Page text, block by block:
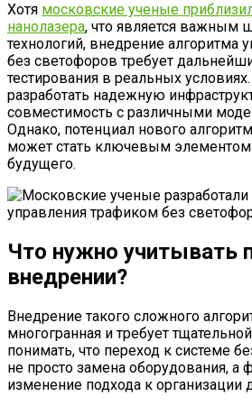
Хотя московские ученые
нанолазера, что является важным
технологий, внедрение алгоритма
без светофоров требует
тестирования в реальных
разработать надежную
совместимость с различными
Однако, потенциал нового
может стать ключевым
будущего.
Что нужно учитывать
внедрении?
Внедрение такого сложного
многогранная и требует
понимать, что переход к системе
не просто замена оборудования, а
изменение подхода к